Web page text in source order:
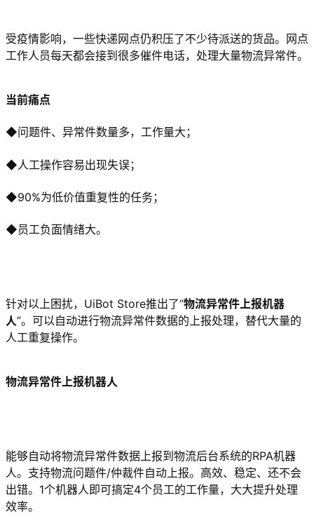
受疫情影响，一些快递网点仍积压了不少待派送的货品。网点
工作人员每天都会接到很多催件电话，处理大量物流异常件。
当前痛点
◆问题件、异常件数量多，工作量大；
◆人工操作容易出现失误；
◆90%为低价值重复性的任务；
◆员工负面情绪大。
针对以上困扰，UiBot Store推出了“物流异常件上报机器
人”。可以自动进行物流异常件数据的上报处理，替代大量的
人工重复操作。
物流异常件上报机器人
能够自动将物流异常件数据上报到物流后台系统的RPA机器
人。支持物流问题件/仲裁件自动上报。高效、稳定、还不会
出错。1个机器人即可搞定4个员工的工作量，大大提升处理
效率。